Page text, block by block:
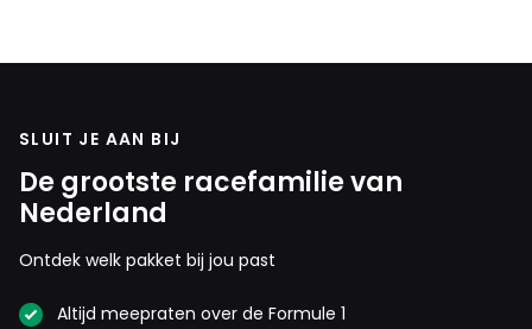
melden met een RN365-account.
SLUIT JE AAN BIJ
De grootste racefamilie van
Nederland
Ontdek welk pakket bij jou past
Altijd meepraten over de Formule 1